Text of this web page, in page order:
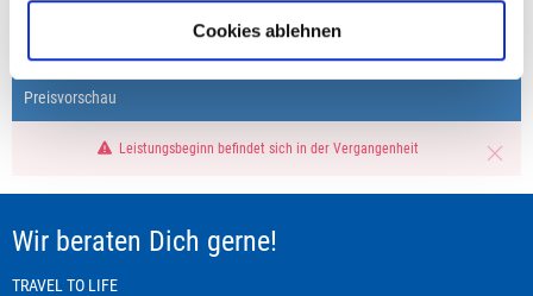
Cookies ablehnen
+49 (0)711 - 6583 80 80
Preisvorschau
Leistungsbeginn befindet sich in der Vergangenheit
Wir beraten Dich gerne!
TRAVEL TO LIFE